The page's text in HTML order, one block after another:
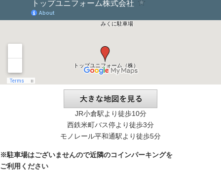
JR小倉駅より徒歩10分
西鉄米町バス停より徒歩3分
モノレール平和通駅より徒歩5分
※駐車場はございませんので近隣のコインパーキングを
ご利用ください